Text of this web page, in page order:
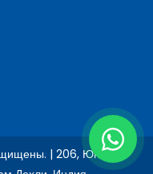
| 206, Юнитек